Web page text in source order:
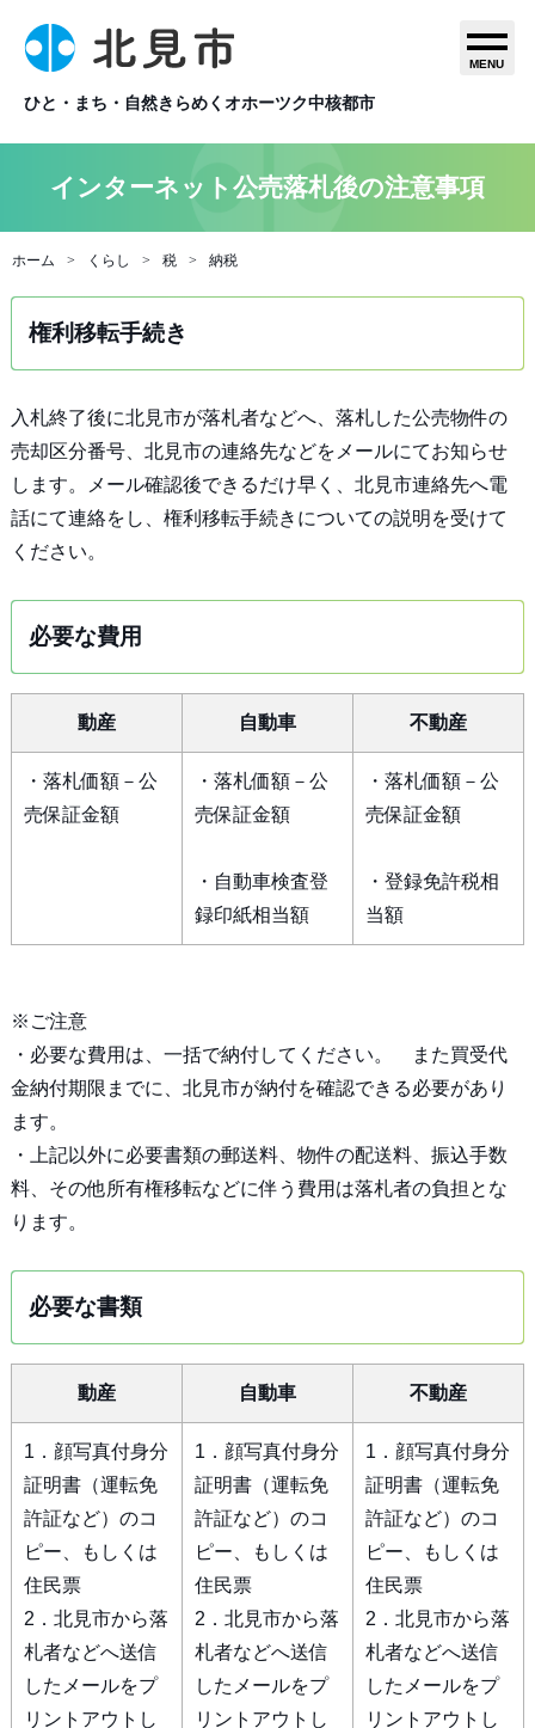
ひと・まち・自然きらめくオホーツク中核都市
MENU
インターネット公売落札後の注意事項
ホーム くらし 税 納税
権利移転手続き
入札終了後に北見市が落札者などへ、落札した公売物件の
売却区分番号、北見市の連絡先などをメールにてお知らせ
します。メール確認後できるだけ早く、北見市連絡先へ電
話にて連絡をし、権利移転手続きについての説明を受けて
ください。
必要な費用
動産 自動車 不動産
・落札価額－公
売保証金額
・落札価額－公
売保証金額
・自動車検査登
録印紙相当額
・落札価額－公
売保証金額
・登録免許税相
当額
※ご注意
・必要な費用は、一括で納付してください。 また買受代
金納付期限までに、北見市が納付を確認できる必要があり
ます。
・上記以外に必要書類の郵送料、物件の配送料、振込手数
料、その他所有権移転などに伴う費用は落札者の負担とな
ります。
必要な書類
動産 自動車 不動産
1．顔写真付身分
証明書（運転免
許証など）のコ
ピー、もしくは
住民票
2．北見市から落
札者などへ送信
したメールをプ
リントアウトし
1．顔写真付身分
証明書（運転免
許証など）のコ
ピー、もしくは
住民票
2．北見市から落
札者などへ送信
したメールをプ
リントアウトし
1．顔写真付身分
証明書（運転免
許証など）のコ
ピー、もしくは
住民票
2．北見市から落
札者などへ送信
したメールをプ
リントアウトし